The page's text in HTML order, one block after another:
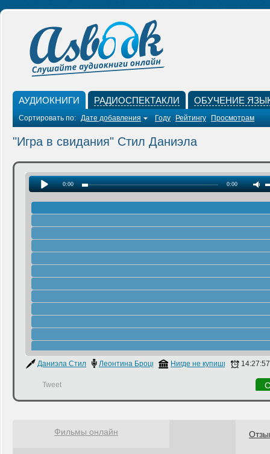
АУДИОКНИГИ РАДИОСПЕКТАКЛИ ОБУЧЕНИЕ
Сортировать по: Дате добавления Году Рейтингу Просмотрам
"Игра в свидания" Стил Даниэла
0:00 0:00
Даниэла Стил Леонтина Броцкая Нигде не купишь 14:27:57
Tweet
Фильмы онлайн